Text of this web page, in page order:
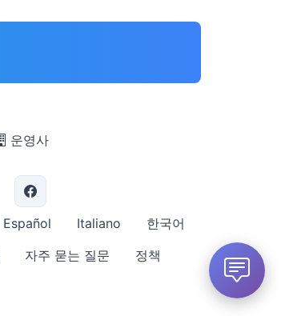
운영사
Español Italiano
한국어
자주 묻는 질문
정책